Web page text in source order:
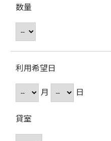
数量
利用希望日
月
日
貸室